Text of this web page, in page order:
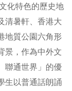
化特色的歷史地
清暑軒、香港大
地質公園六角形
景，作為中外文
聯通世界」的優
生以普通話朗誦